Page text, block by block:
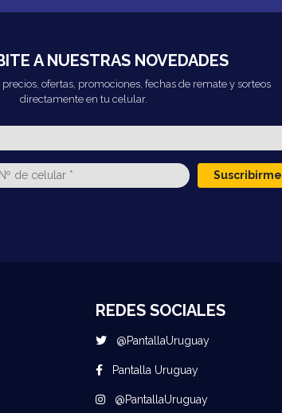
A NUESTRAS NOVEDADES
ofertas, promociones, fechas de remate y sorteos
directamente en tu celular.
Suscribirme
REDES SOCIALES
@PantallaUruguay
Pantalla Uruguay
@PantallaUruguay